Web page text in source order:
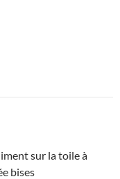
sur la toile à
bises